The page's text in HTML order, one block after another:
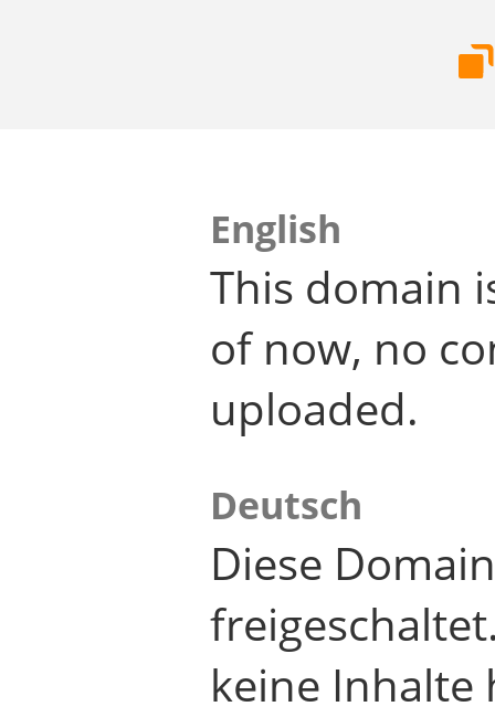
English
This domain
of now, no
uploaded.
Deutsch
Diese
keine Inhalte